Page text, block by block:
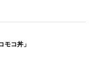
モコ丼」